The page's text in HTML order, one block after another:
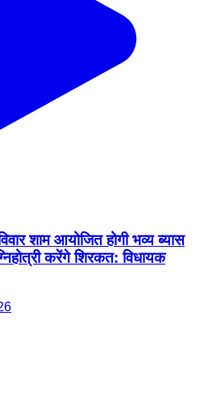
शाम आयोजित होगी भव्य ब्यास
करेंगे शिरकत: विधायक